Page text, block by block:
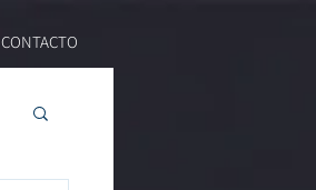
CONTACTO